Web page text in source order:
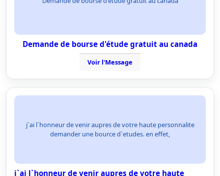
Demande de bourse d'étude gratuit au canada
Voir l'Message
j`ai l`honneur de venir aupres de votre haute personnalite
demander une bource d`etudes. en effet,
j`ai l`honneur de venir aupres de votre haute